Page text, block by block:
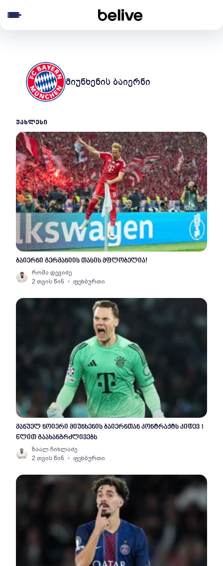
მიუნხენის ბაიერნი
ᲣᲐᲮᲚᲔᲡᲘ
ბაიერნი გერმანიის თასის მფლობელია!
რომა დევიძე
2 თვის წინ
ფეხბურთი
მანუელ ნოიერი მიუნხენის ბაიერნთან კონტრაქტს კიდევ 1
წლით გაახანგრძლივებს
ზაალ ჩიხლაძე
2 თვის წინ
ფეხბურთი